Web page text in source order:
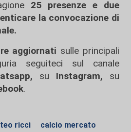
25 presenze e due
la convocazione di
aggiornati sulle principali
seguiteci sul canale
su Instagram, su
.
ricci calcio mercato